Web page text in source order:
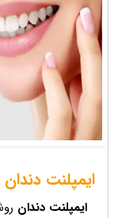
ایمپلنت دندان
ایمپلنت دندان